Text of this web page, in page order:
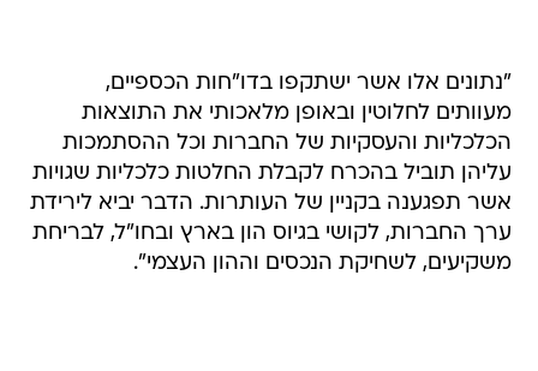
"נתונים אלו אשר ישתקפו בדו"חות הכספיים,
מעוותים לחלוטין ובאופן מלאכותי את התוצאות
הכלכליות והעסקיות של החברות וכל ההסתמכות
עליהן תוביל בהכרח לקבלת החלטות כלכליות שגויות
אשר תפגענה בקניין של העותרות. הדבר יביא לירידת
ערך החברות, לקושי בגיוס הון בארץ ובחו"ל, לבריחת
משקיעים, לשחיקת הנכסים וההון העצמי".